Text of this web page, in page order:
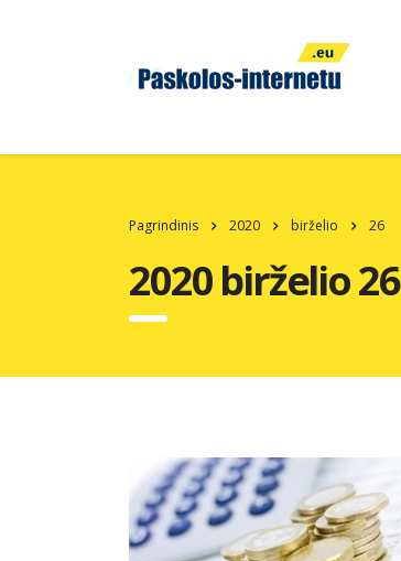
Pagrindinis 2020 birželio 26
2020 birželio 26